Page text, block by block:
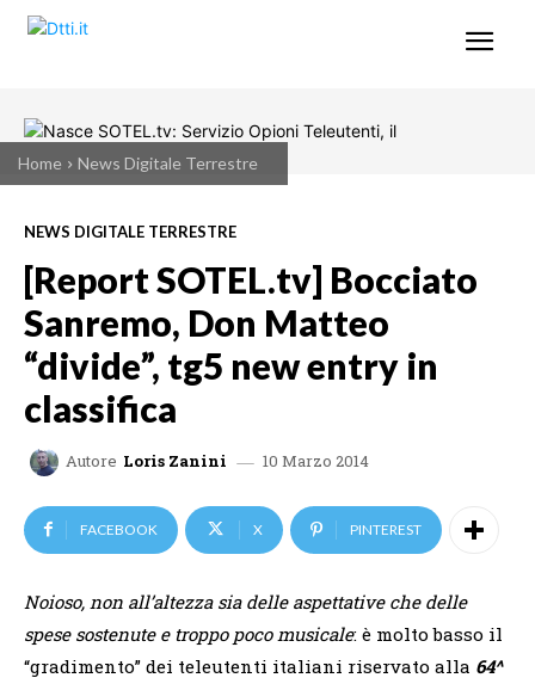
Home News Digitale Terrestre
NEWS DIGITALE TERRESTRE
[Report SOTEL.tv] Bocciato
Sanremo, Don Matteo
“divide”, tg5 new entry in
classifica
Autore Loris Zanini 10 Marzo 2014
FACEBOOK X PINTEREST
Noioso, non all’altezza sia delle aspettative che delle
spese sostenute e troppo poco musicale: è molto basso il
“gradimento” dei teleutenti italiani riservato alla 64^